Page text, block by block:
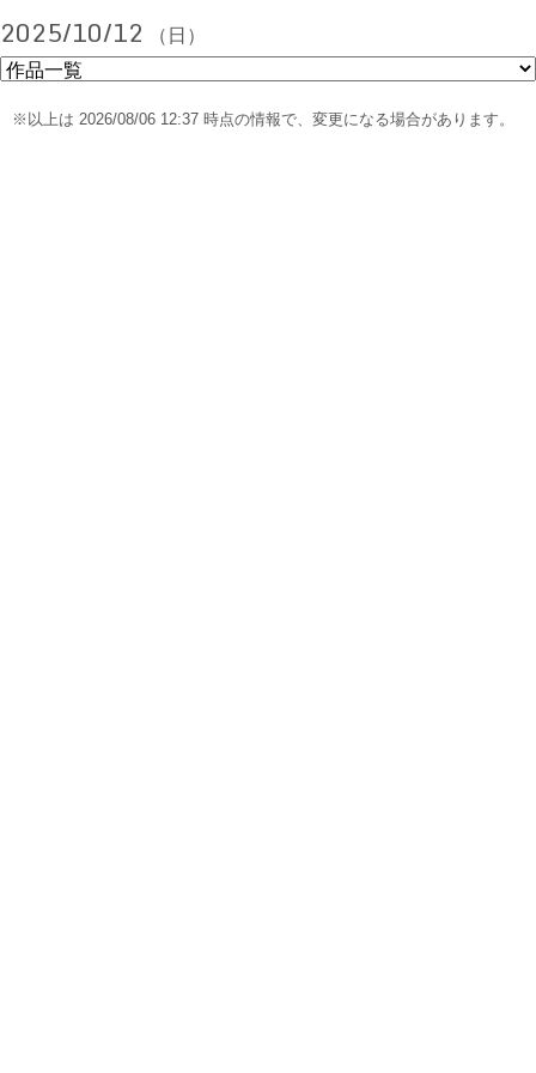
2025/10/12 （日）
※以上は 2026/08/06 12:37 時点の情報で、変更になる場合があります。